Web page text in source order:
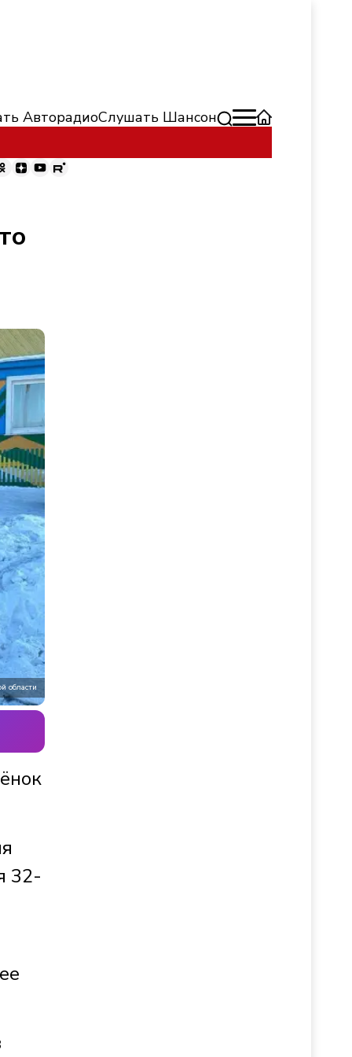
АвторадиоСлушать Шансон
области
32-